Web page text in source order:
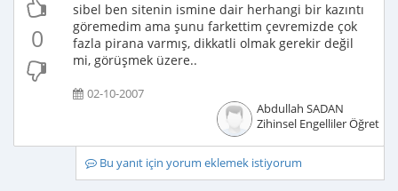
0
sibel ben sitenin ismine dair herhangi bir kazıntı
göremedim ama şunu farkettim çevremizde çok
fazla pirana varmış, dikkatli olmak gerekir değil
mi, görüşmek üzere..
02-10-2007
Abdullah SADAN
Zihinsel Engelliler
Bu yanıt için yorum eklemek istiyorum